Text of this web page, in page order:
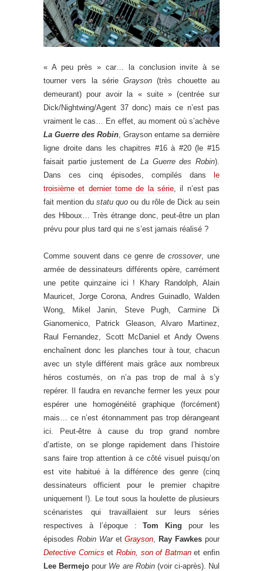
« A peu près » car… la conclusion invite à se
tourner vers la sérieGrayson (très chouette au
demeurant) pour avoir la « suite » (centrée sur
Dick/Nightwing/Agent 37 donc) mais ce n’est pas
vraiment le cas… En effet, au moment où s’achève
La Guerre des Robin, Grayson entame sa dernière
ligne droite dans les chapitres #16 à #20 (le #15
faisait partie justement de La Guerre des Robin).
Dans ces cinq épisodes, compilés dans
le
troisième et dernier tome de la série, il n’est pas
fait mention dustatu quo ou du rôle de Dick au sein
des Hiboux… Très étrange donc, peut-être un plan
prévu pour plus tard qui ne s’est jamais réalisé ?
Comme souvent dans ce genre decrossover, une
armée de dessinateurs différents opère, carrément
une petite quinzaine ici ! Khary Randolph, Alain
Mauricet, Jorge Corona, Andres Guinadlo, Walden
Wong, Mikel Janin, Steve Pugh, Carmine Di
Gianomenico, Patrick Gleason, Alvaro Martinez,
Raul Fernandez, Scott McDaniel et Andy Owens
enchaînent donc les planches tour à tour, chacun
avec un style différent mais grâce aux nombreux
héros costumés, on n’a pas trop de mal à s’y
repérer. Il faudra en revanche fermer les yeux pour
espérer une homogénéité graphique (forcément)
mais… ce n’est étonnamment pas trop dérangeant
ici. Peut-être à cause du trop grand nombre
d’artiste, on se plonge rapidement dans l’histoire
sans faire trop attention à ce côté visuel puisqu’on
est vite habitué à la différence des genre (cinq
dessinateurs officient pour le premier chapitre
uniquement !). Le tout sous la houlette de plusieurs
scénaristes qui travaillaient sur leurs séries
respectives à l’époque :Tom King pour les
épisodes Robin WaretGrayson, Ray Fawkes pour
Detective Comics et Robin, son of Batmanet enfin
Lee Bermejo pour We are Robin (voir ci-après). Nul